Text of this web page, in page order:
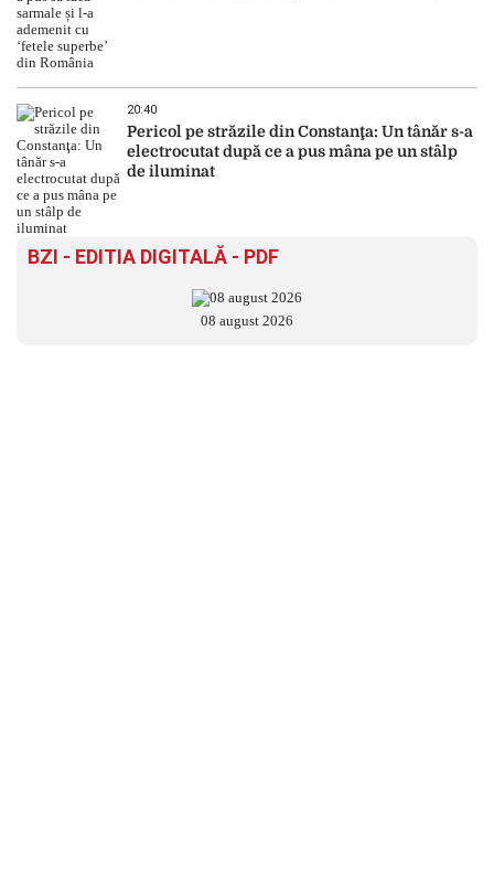
20:40
Pericol pe străzile din Constanţa: Un tânăr s-a
electrocutat după ce a pus mâna pe un stâlp
de iluminat
BZI - EDITIA DIGITALĂ - PDF
08 august 2026